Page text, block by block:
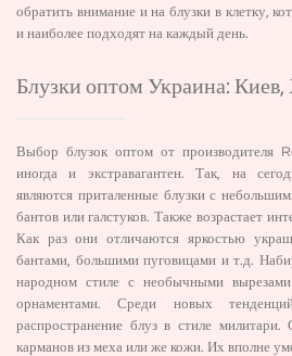
обратить внимание и на блузки в клетку,
и наиболее подходят на каждый день.
Блузки оптом Украина: Киев,
Выбор блузок оптом от производителя
иногда и экстравагантен. Так, на
являются приталенные блузки с
бантов или галстуков. Также возрастает
Как раз они отличаются яркостью
бантами, большими пуговицами и т.д.
народном стиле с необычными
орнаментами. Среди новых
распространение блуз в стиле
карманов из меха или же кожи. Их вполне